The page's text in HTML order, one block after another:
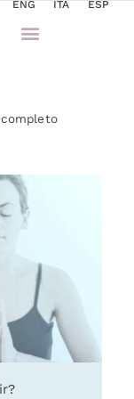
ENG ITA ESP